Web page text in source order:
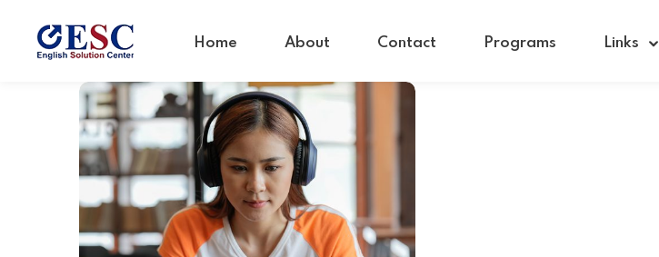
Home About Contact Programs Links